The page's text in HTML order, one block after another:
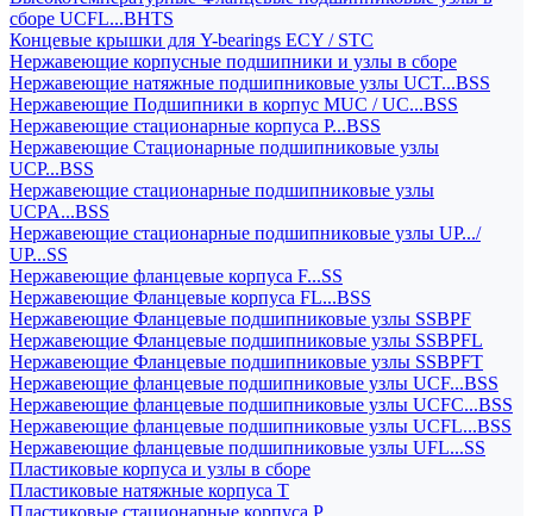
сборе UCFL...BHTS
Концевые крышки для Y-bearings ECY / STC
Нержавеющие корпусные подшипники и узлы в сборе
Нержавеющие натяжные подшипниковые узлы UCT...BSS
Нержавеющие Подшипники в корпус MUC / UC...BSS
Нержавеющие стационарные корпуса P...BSS
Нержавеющие Стационарные подшипниковые узлы
UCP...BSS
Нержавеющие стационарные подшипниковые узлы
UCPA...BSS
Нержавеющие стационарные подшипниковые узлы UP.../
UP...SS
Нержавеющие фланцевые корпуса F...SS
Нержавеющие Фланцевые корпуса FL...BSS
Нержавеющие Фланцевые подшипниковые узлы SSBPF
Нержавеющие Фланцевые подшипниковые узлы SSBPFL
Нержавеющие Фланцевые подшипниковые узлы SSBPFT
Нержавеющие фланцевые подшипниковые узлы UCF...BSS
Нержавеющие фланцевые подшипниковые узлы UCFC...BSS
Нержавеющие фланцевые подшипниковые узлы UCFL...BSS
Нержавеющие фланцевые подшипниковые узлы UFL...SS
Пластиковые корпуса и узлы в сборе
Пластиковые натяжные корпуса T
Пластиковые стационарные корпуса P